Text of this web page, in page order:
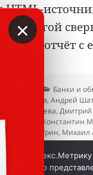
HTML-
строгой
отчёт с
Рубрики
Банки и
Мельников,Андрей
Мальцева,Дмитрий
Чепелева Константин
Матвей Урин, Михаил
Руслан Гусаев,
Добавить
куки, Яндекс.Метрику
×